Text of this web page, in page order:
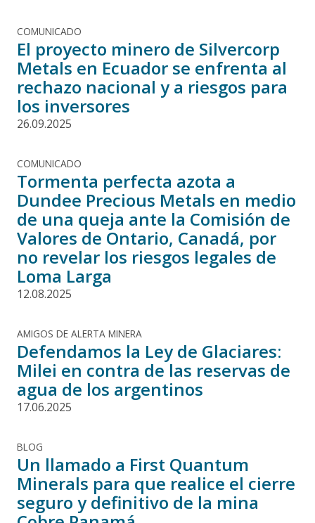
COMUNICADO
El proyecto minero de Silvercorp
Metals en Ecuador se enfrenta al
rechazo nacional y a riesgos para
los inversores
26.09.2025
COMUNICADO
Tormenta perfecta azota a
Dundee Precious Metals en medio
de una queja ante la Comisión de
Valores de Ontario, Canadá, por
no revelar los riesgos legales de
Loma Larga
12.08.2025
AMIGOS DE ALERTA MINERA
Defendamos la Ley de Glaciares:
Milei en contra de las reservas de
agua de los argentinos
17.06.2025
BLOG
Un llamado a First Quantum
Minerals para que realice el cierre
seguro y definitivo de la mina